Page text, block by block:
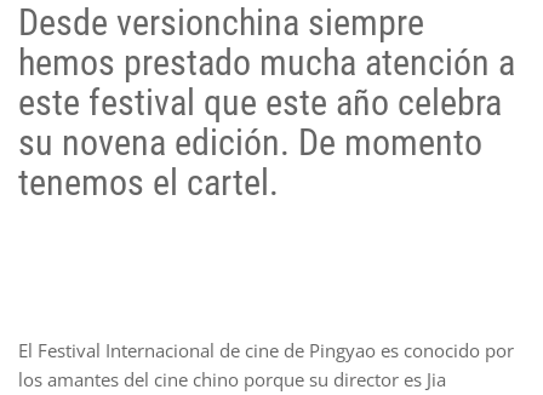
Desde versionchina siempre
hemos prestado mucha atención a
este festival que este año celebra
su novena edición. De momento
tenemos el cartel.
El Festival Internacional de cine de Pingyao es conocido por
los amantes del cine chino porque su director es Jia